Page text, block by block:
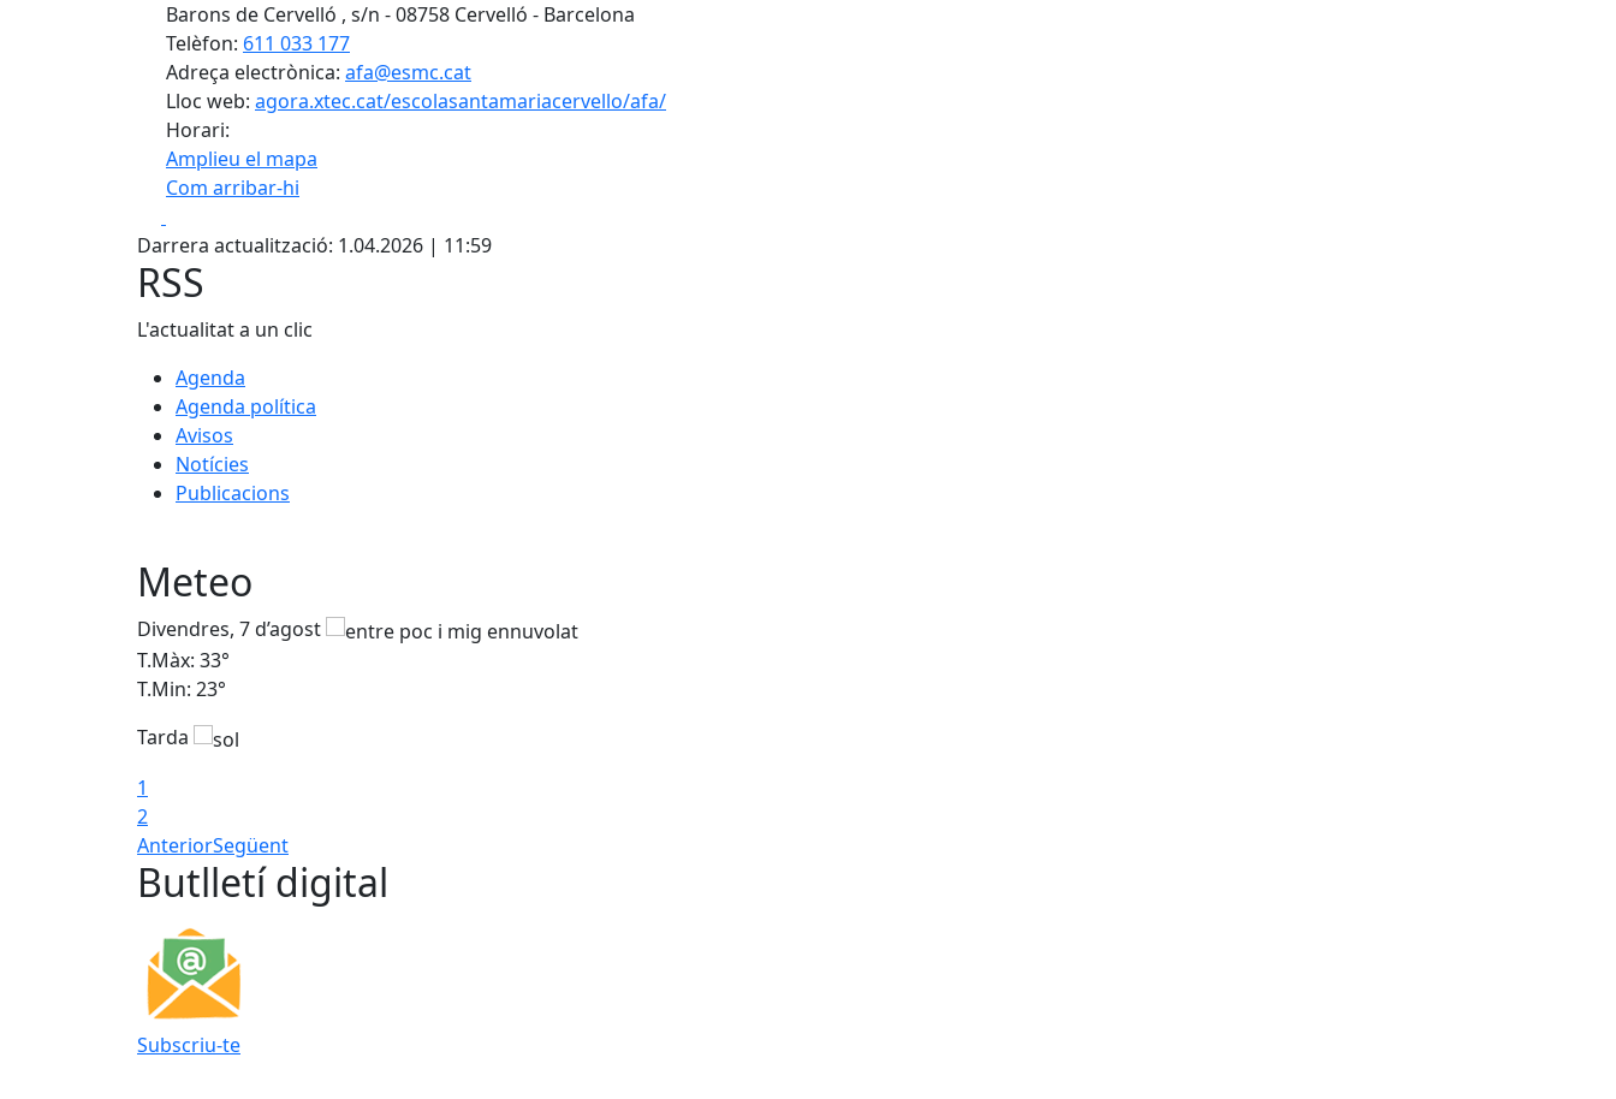
Barons de Cervelló , s/n - 08758 Cervelló - Barcelona
Telèfon: 611 033 177
Adreça electrònica: afa@esmc.cat
Lloc web: agora.xtec.cat/escolasantamariacervello/afa/
Horari:
Amplieu el mapa
Com arribar-hi
+
−
Darrera actualització: 1.04.2026 | 11:59
RSS
L'actualitat a un clic
Agenda
Agenda política
Avisos
Notícies
Publicacions
Meteo
Divendres, 7 d’agost
T.Màx: 33°
T.Min: 23°
Tarda
1
2
AnteriorSegüent
Butlletí digital
Subscriu-te